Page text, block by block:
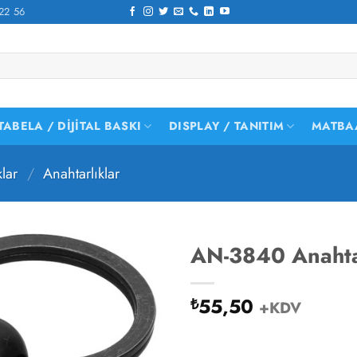
56
/ DIJITAL BASKI DISPLAY / TANITIM
/ Anahtarlıklar
AN-3840
₺55,50 +KDV